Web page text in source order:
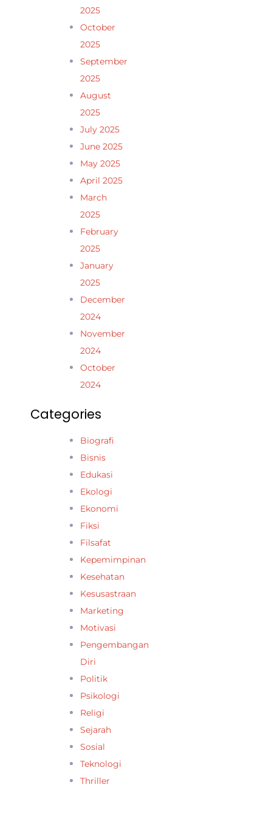
2025
October
2025
September
2025
August
2025
July 2025
June 2025
May 2025
April 2025
March
2025
February
2025
January
2025
December
2024
November
2024
October
2024
Categories
Biografi
Bisnis
Edukasi
Ekologi
Ekonomi
Fiksi
Filsafat
Kepemimpinan
Kesehatan
Kesusastraan
Marketing
Motivasi
Pengembangan
Diri
Politik
Psikologi
Religi
Sejarah
Sosial
Teknologi
Thriller